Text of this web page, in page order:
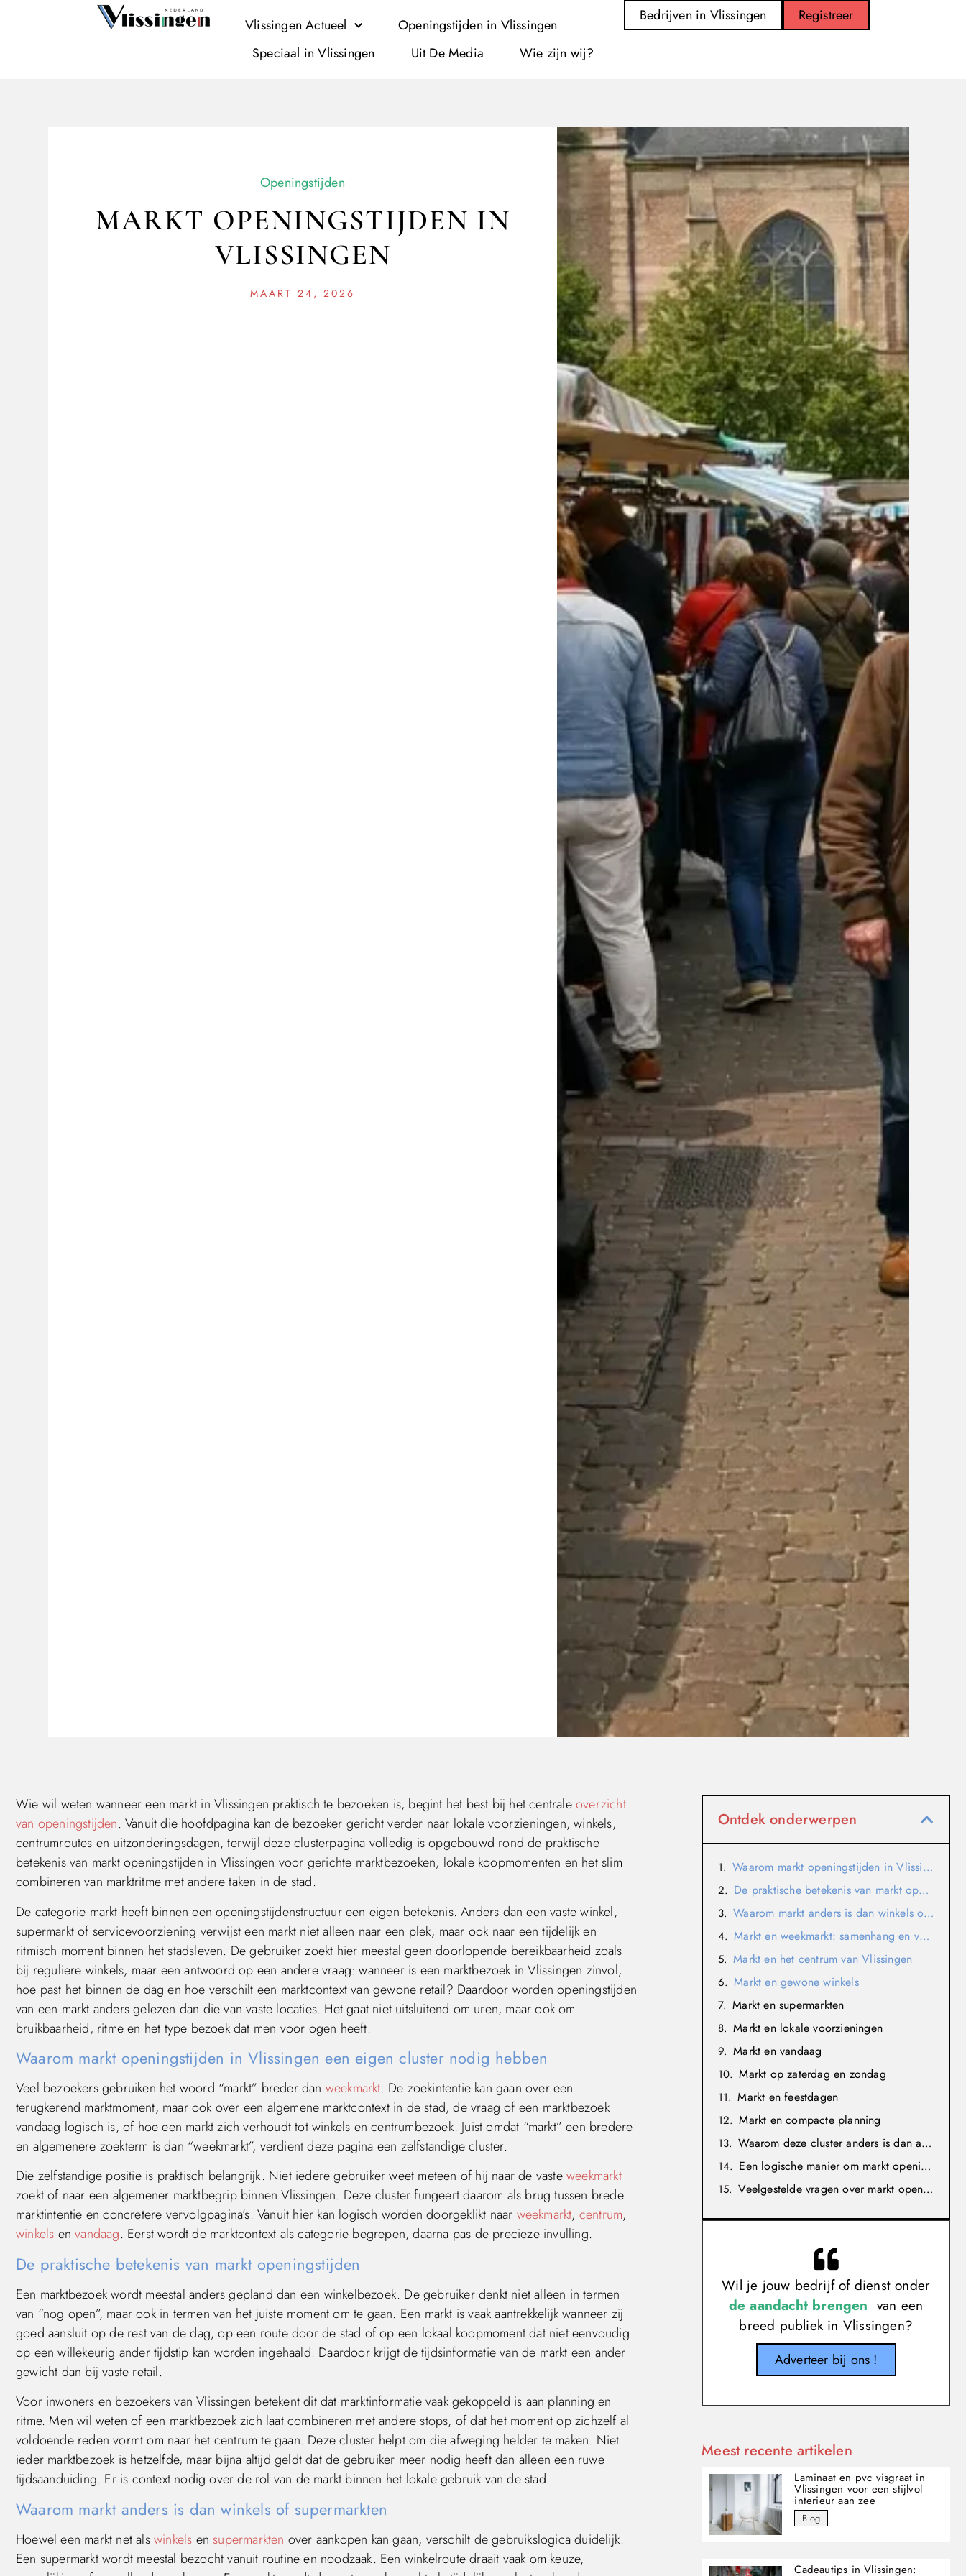
Vlissingen Actueel
Openingstijden in Vlissingen
Speciaal in Vlissingen
Uit De Media Wie zijn wij?
Registreer
Bedrijven in Vlissingen
Openingstijden
MARKT OPENINGSTIJDEN IN
VLISSINGEN
MAART 24, 2026
Wie wil weten wanneer een markt in Vlissingen praktisch te bezoeken is, begint het best bij het centraleoverzicht
van openingstijden. Vanuit die hoofdpagina kan de bezoeker gericht verder naar lokale voorzieningen, winkels,
centrumroutes en uitzonderingsdagen, terwijl deze clusterpagina volledig is opgebouwd rond de praktische
betekenis van markt openingstijden in Vlissingen voor gerichte marktbezoeken, lokale koopmomenten en het slim
combineren van marktritme met andere taken in de stad.
De categorie markt heeft binnen een openingstijdenstructuur een eigen betekenis. Anders dan een vaste winkel,
supermarkt of servicevoorziening verwijst een markt niet alleen naar een plek, maar ook naar een tijdelijk en
ritmisch moment binnen het stadsleven. De gebruiker zoekt hier meestal geen doorlopende bereikbaarheid zoals
bij reguliere winkels, maar een antwoord op een andere vraag: wanneer is een marktbezoek in Vlissingen zinvol,
hoe past het binnen de dag en hoe verschilt een marktcontext van gewone retail? Daardoor worden openingstijden
van een markt anders gelezen dan die van vaste locaties. Het gaat niet uitsluitend om uren, maar ook om
bruikbaarheid, ritme en het type bezoek dat men voor ogen heeft.
Waarom markt openingstijden in Vlissingen een eigen cluster nodig hebben
Veel bezoekers gebruiken het woord “markt” breder dan weekmarkt. De zoekintentie kan gaan over een
terugkerend marktmoment, maar ook over een algemene marktcontext in de stad, de vraag of een marktbezoek
vandaag logisch is, of hoe een markt zich verhoudt tot winkels en centrumbezoek. Juist omdat “markt” een bredere
en algemenere zoekterm is dan “weekmarkt”, verdient deze pagina een zelfstandige cluster.
Die zelfstandige positie is praktisch belangrijk. Niet iedere gebruiker weet meteen of hij naar de vasteweekmarkt
zoekt of naar een algemener marktbegrip binnen Vlissingen. Deze cluster fungeert daarom als brug tussen brede
marktintentie en concretere vervolgpagina’s. Vanuit hier kan logisch worden doorgeklikt naar weekmarkt, centrum,
winkels envandaag. Eerst wordt de marktcontext als categorie begrepen, daarna pas de precieze invulling.
De praktische betekenis van markt openingstijden
Een marktbezoek wordt meestal anders gepland dan een winkelbezoek. De gebruiker denkt niet alleen in termen
van “nog open”, maar ook in termen van het juiste moment om te gaan. Een markt is vaak aantrekkelijk wanneer zij
goed aansluit op de rest van de dag, op een route door de stad of op een lokaal koopmoment dat niet eenvoudig
op een willekeurig ander tijdstip kan worden ingehaald. Daardoor krijgt de tijdsinformatie van de markt een ander
gewicht dan bij vaste retail.
Voor inwoners en bezoekers van Vlissingen betekent dit dat marktinformatie vaak gekoppeld is aan planning en
ritme. Men wil weten of een marktbezoek zich laat combineren met andere stops, of dat het moment op zichzelf al
voldoende reden vormt om naar het centrum te gaan. Deze cluster helpt om die afweging helder te maken. Niet
ieder marktbezoek is hetzelfde, maar bijna altijd geldt dat de gebruiker meer nodig heeft dan alleen een ruwe
tijdsaanduiding. Er is context nodig over de rol van de markt binnen het lokale gebruik van de stad.
Waarom markt anders is dan winkels of supermarkten
Hoewel een markt net alswinkels en supermarkten over aankopen kan gaan, verschilt de gebruikslogica duidelijk.
Een supermarkt wordt meestal bezocht vanuit routine en noodzaak. Een winkelroute draait vaak om keuze,
Ontdek onderwerpen
Waarom markt openingstijden in Vlissingen een eigen cluster nodig hebben
De praktische betekenis van markt openingstijden
Waarom markt anders is dan winkels of supermarkten
Markt en weekmarkt: samenhang en verschil
Markt en het centrum van Vlissingen
Markt en gewone winkels
Markt en supermarkten
Markt en lokale voorzieningen
Markt en vandaag
Markt op zaterdag en zondag
Markt en feestdagen
Markt en compacte planning
Waarom deze cluster anders is dan andere lokale pagina’s
Een logische manier om markt openingstijden in Vlissingen te gebruiken
Veelgestelde vragen over markt openingstijden in Vlissingen
Wil je jouw bedrijf of dienst onder
de aandacht brengenvan een
breed publiek in Vlissingen?
Adverteer bij ons !
Meest recente artikelen
Laminaat en pvc visgraat in
Vlissingen voor een stijlvol
interieur aan zee
Blog
Cadeautips in Vlissingen: